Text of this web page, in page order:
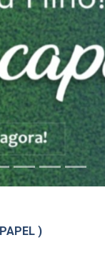
)